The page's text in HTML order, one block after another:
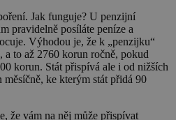
Jak funguje? U penzijní
pravidelně posíláte peníze a
Výhodou je, že k „penzijku“
a to až 2760 korun ročně, pokud
korun. Stát přispívá ale i od nižších
ke kterým stát přidá 90
že vám na něj může přispívat